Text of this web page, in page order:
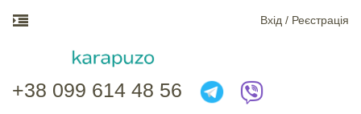
Вхiд / Реєстрація
+38 099 614 48 56